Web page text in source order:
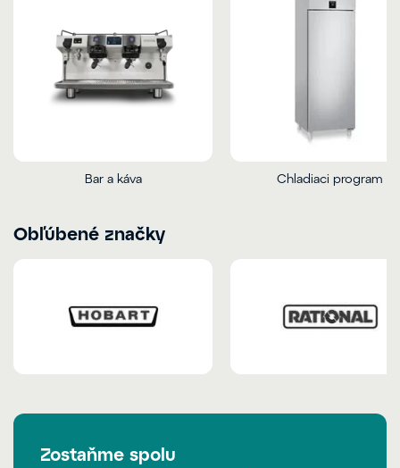
Bar a káva Chladiaci program
Obľúbené značky
Zostaňme spolu